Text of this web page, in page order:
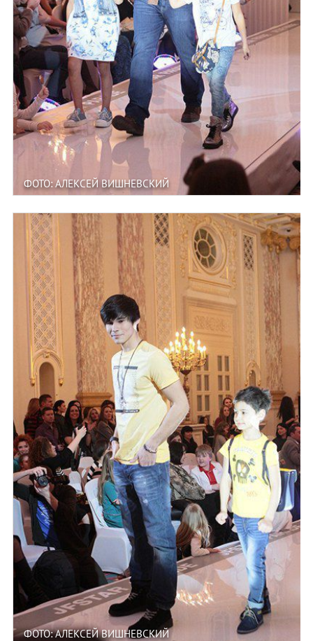
ФОТО: АЛЕКСЕЙ ВИШНЕВСКИЙ
ФОТО: АЛЕКСЕЙ ВИШНЕВСКИЙ